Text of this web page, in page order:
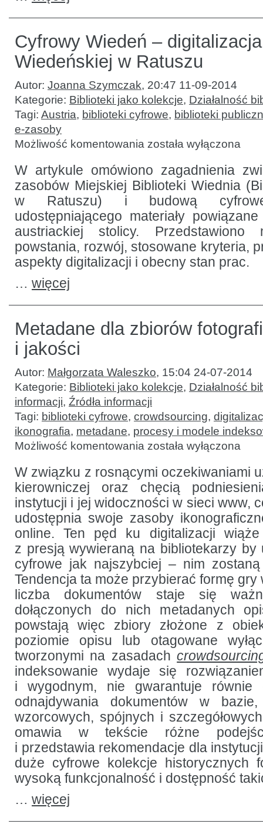
Cyfrowy Wiedeń –
Wiedeńskiej w Ratuszu
Autor: Joanna Szymczak, 20:47 11-09-2014
Kategorie: Biblioteki jako kolekcje, Działalność
Tagi: Austria, biblioteki cyfrowe, biblioteki
e-zasoby
Możliwość komentowania Cyfrowy
Wiedeń
digitalizacja
Biblioteki
Wiedeńskiej
została wyłączona
W artykule omówiono zagadnienia
zasobów Miejskiej Biblioteki Wiednia
w Ratuszu) i budową
udostępniającego materiały
austriackiej stolicy.
powstania, rozwój, stosowane kryteria,
aspekty digitalizacji i obecny stan prac.
… więcej
Metadane dla zbiorów
i jakości
Autor: Małgorzata Waleszko, 15:04 24-07-2014
Kategorie: Biblioteki jako kolekcje, Działalność
informacji, Źródła informacji
Tagi: biblioteki cyfrowe, crowdsourcing,
ikonografia, metadane, procesy i modele
Możliwość komentowania Metadane
dla
fotografii:
konlikt
ilości
i jakości
została wyłączona
W związku z rosnącymi oczekiwaniami
kierowniczej oraz chęcią
instytucji i jej widoczności w sieci www,
udostępnia swoje zasoby
online. Ten pęd ku digitalizacji
z presją wywieraną na bibliotekarzy by
cyfrowe jak najszybciej – nim zostaną
Tendencja ta może przybierać formę gry
liczba dokumentów staje się
dołączonych do nich metadanych
powstają więc zbiory złożone z
poziomie opisu lub otagowane
tworzonymi na zasadach
indeksowanie wydaje się
i wygodnym, nie gwarantuje równie
odnajdywania dokumentów w
wzorcowych, spójnych i
omawia w tekście różne
i przedstawia rekomendacje dla
duże cyfrowe kolekcje historycznych
wysoką funkcjonalność i dostępność
… więcej